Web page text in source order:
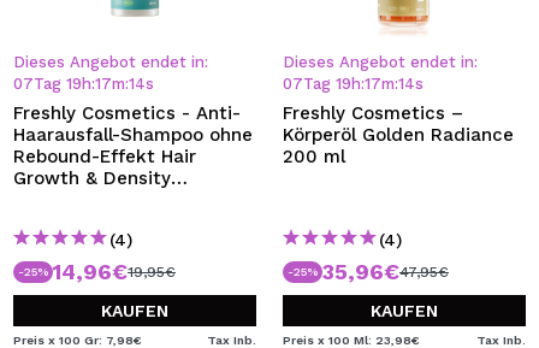
Dieses Angebot endet in:
07Tag 19 h:17m:13s
Freshly Cosmetics - Anti-
Haarausfall-Shampoo ohne
Rebound-Effekt Hair
Growth & Density
(4)
-25% 14,96€19,95€
KAUFEN
Preis x 100 Gr: 7,98€ Tax Inb.
Dieses Angebot endet in:
07Tag 19 h:17m:13s
Freshly Cosmetics –
Körperöl Golden Radiance
200 ml
(4)
-25% 35,96€47,95€
KAUFEN
Preis x 100 Ml: 23,98€ Tax Inb.